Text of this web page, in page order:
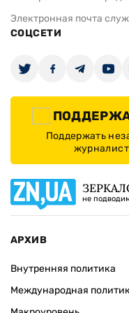
Электронная почта
СОЦСЕТИ
Поддержать
не
АРХИВ
Внутренняя политика
Международная